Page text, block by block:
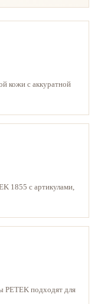
кожи с аккуратной
1855 с артикулами,
PETEK подходят для